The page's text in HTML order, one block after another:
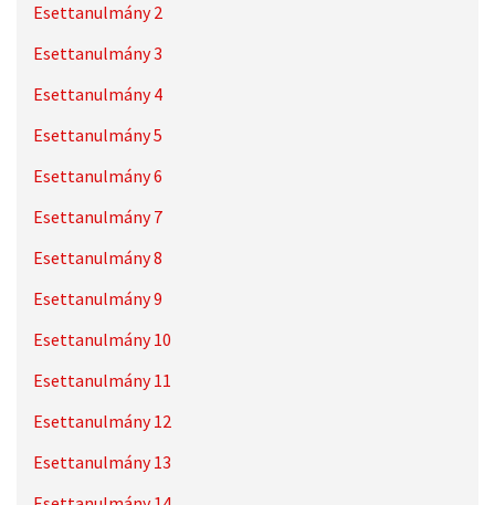
Esettanulmány 2
Esettanulmány 3
Esettanulmány 4
Esettanulmány 5
Esettanulmány 6
Esettanulmány 7
Esettanulmány 8
Esettanulmány 9
Esettanulmány 10
Esettanulmány 11
Esettanulmány 12
Esettanulmány 13